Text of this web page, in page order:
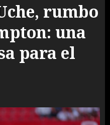
rumbo
una
para el